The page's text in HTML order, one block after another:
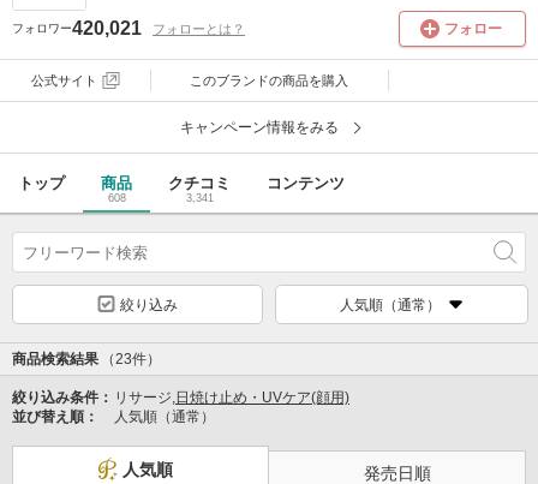
フォロワー420,021 フォローとは？ フォロー
公式サイト このブランドの商品を購入
キャンペーン情報をみる
トップ 商品
608
クチコミ
3,341
コンテンツ
絞り込み 人気順（通常）
商品検索結果 （23件）
絞り込み条件： リサージ,日焼け止め・UVケア(顔用)
並び替え順：
人気順（通常）
人気順 発売日順